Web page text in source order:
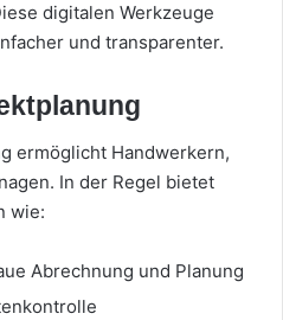
digitalen Werkzeuge
und transparenter.
ermöglicht Handwerkern,
In der Regel bietet
wie:
Abrechnung und Planung